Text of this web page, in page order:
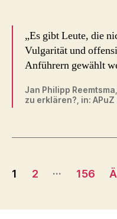
„Es gibt Leute, die
Vulgarität und
Anführern gewählt
Jan Philipp
zu erklären?, in:
1 2 … 156